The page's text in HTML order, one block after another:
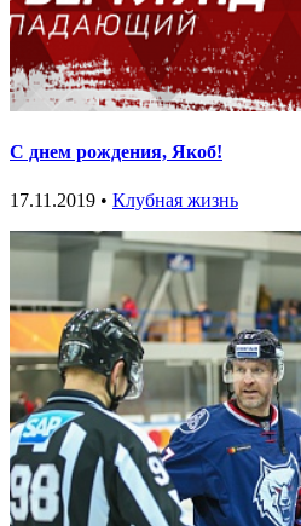
С днем рождения, Якоб!
17.11.2019 • Клубная жизнь